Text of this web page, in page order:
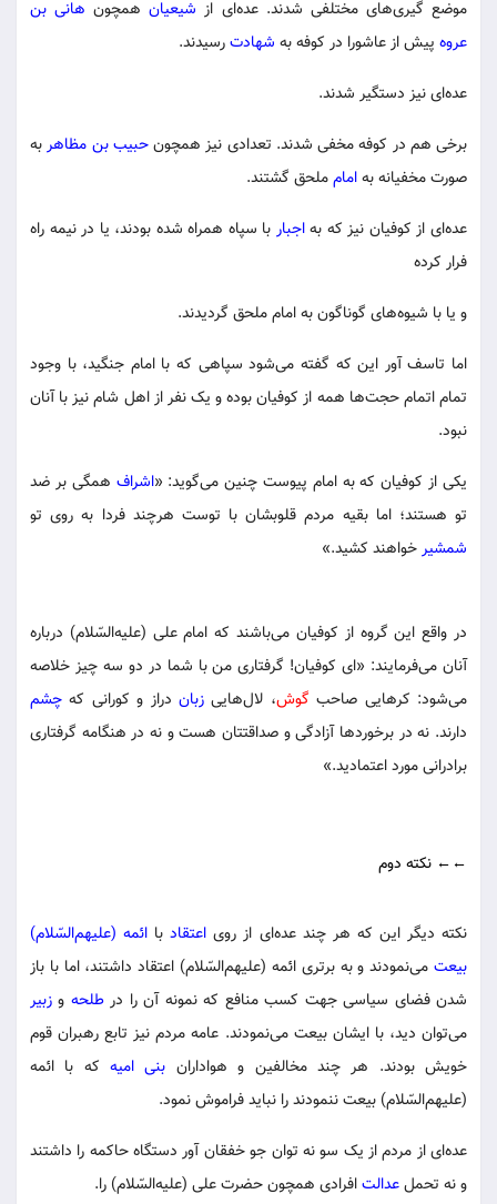
موضع گیری‌های مختلفی شدند. عده‌ای از شیعیانهمچون هانی بن
عروه پیش از عاشورا در کوفه به شهادترسیدند.
عده‌ای نیز دستگیر شدند.
برخی هم در کوفه مخفی شدند. تعدادی نیز همچونحبیب بن مظاهربه
صورت مخفیانه بهامامملحق گشتند.
عده‌ای از کوفیان نیز که بهاجبار با سپاه همراه شده بودند، یا در نیمه راه
فرار کرده
و یا با شیوه‌های گوناگون به امام ملحق گردیدند.
اما تاسف آور این که گفته می‌شود سپاهی که با امام جنگید، با وجود
تمام اتمام حجت‌ها همه از کوفیان بوده و یک نفر از اهل شام نیز با آنان
نبود.
یکی از کوفیان که به امام پیوست چنین می‌گوید: «اشراف همگی بر ضد
تو هستند؛ اما بقیه مردم قلوبشان با توست هرچند فردا به روی تو
شمشیرخواهند کشید.»
در واقع این گروه از کوفیان می‌باشند که امام علی (علیه‌السّلام) درباره
آنان می‌فرمایند: «ای کوفیان! گرفتاری من با شما در دو سه چیز خلاصه
می‌شود: کرهایی صاحب گوش، لال‌هایی زبان دراز و کورانی که چشم
دارند. نه در برخوردها آزادگی و صداقتتان هست و نه در هنگامه گرفتاری
برادرانی مورد اعتمادید.»
←← نکته دوم
نکته دیگر این که هر چند عده‌ای از روی اعتقادبا ائمه (علیهم‌السّلام)
بیعت می‌نمودند و به برتری ائمه (علیهم‌السّلام) اعتقاد داشتند، اما با باز
شدن فضای سیاسی جهت کسب منافع که نمونه آن را درطلحه و زبیر
می‌توان دید، با ایشان بیعت می‌نمودند. عامه مردم نیز تابع رهبران قوم
خویش بودند. هر چند مخالفین و هواداران بنی امیهکه با ائمه
(علیهم‌السّلام) بیعت ننمودند را نباید فراموش نمود.
عده‌ای از مردم از یک سو نه توان جو خفقان آور دستگاه حاکمه را داشتند
و نه تحملعدالتافرادی همچون حضرت علی (علیه‌السّلام) را.